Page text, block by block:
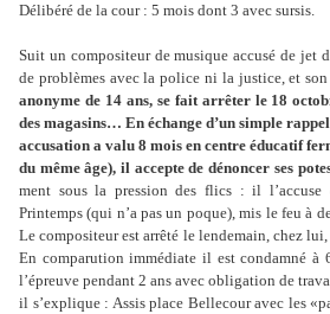
Délibéré de la cour : 5 mois dont 3 avec sursis.
Suit un com­po­si­teur de musi­que accusé de jet
de pro­blè­mes avec la police ni la jus­tice, et son
ano­nyme de 14 ans, se fait arrê­ter le 18
des maga­sins… En échange d’un simple
accu­sa­tion a valu 8 mois en centre éducatif
du même âge), il accepte de dénon­cer ses
ment sous la pres­sion des flics : il l’accuse
Printemps (qui n’a pas un poque), mis le feu à
Le com­po­si­teur est arrêté le len­de­main, chez
En com­pa­ru­tion immé­diate il est condamné à
l’épreuve pen­dant 2 ans avec obli­ga­tion de
il s’expli­que : Assis place Bellecour avec les